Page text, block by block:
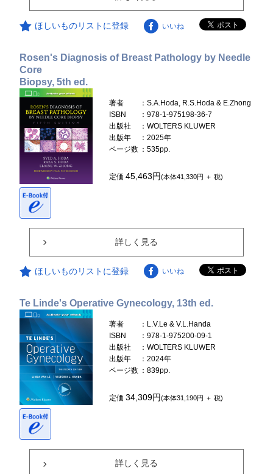
ほしいものリストに登録 いいね
Rosen's Diagnosis of Breast Pathology by Needle
Core
Biopsy, 5th ed.
著者
：S.A.Hoda, R.S.Hoda & E.Zhong
ISBN
：978-1-975198-36-7
出版社
：WOLTERS KLUWER
出版年
：2025年
ページ数 ：535pp.
定価45,463円(本体41,330円 ＋ 税)
詳しく見る
ほしいものリストに登録 いいね
Te Linde's Operative Gynecology, 13th ed.
著者
：L.V.Le & V.L.Handa
ISBN
：978-1-975200-09-1
出版社
：WOLTERS KLUWER
出版年
：2024年
ページ数 ：839pp.
定価34,309円(本体31,190円 ＋ 税)
詳しく見る